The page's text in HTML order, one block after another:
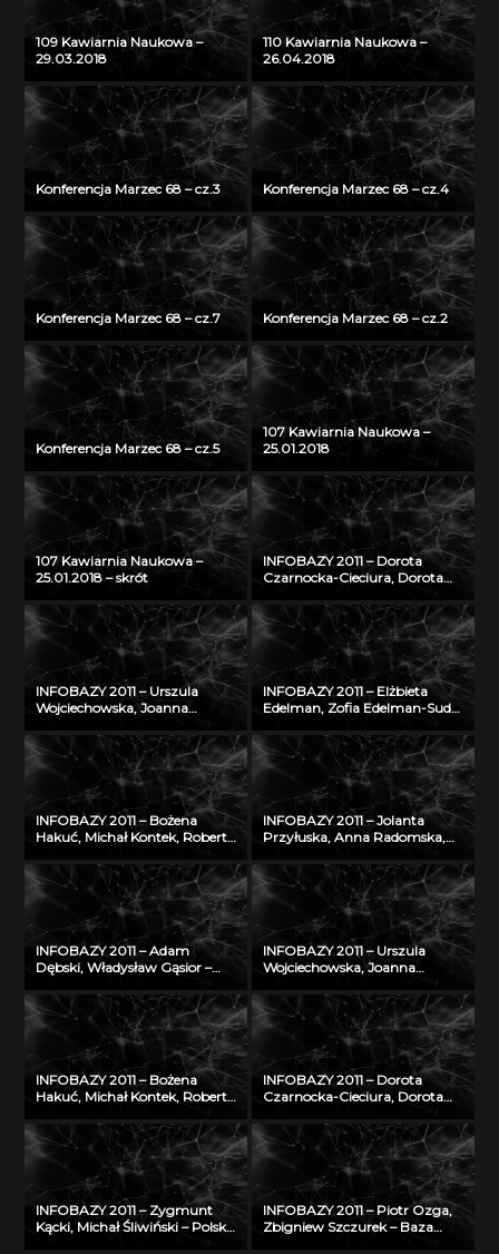
109 Kawiarnia Naukowa –
29.03.2018
110 Kawiarnia Naukowa –
26.04.2018
Konferencja Marzec 68 – cz.3 Konferencja Marzec 68 – cz.4
Konferencja Marzec 68 – cz.7 Konferencja Marzec 68 – cz.2
Konferencja Marzec 68 – cz.5
107 Kawiarnia Naukowa –
25.01.2018
107 Kawiarnia Naukowa –
25.01.2018 – skrót
INFOBAZY 2011 – Dorota
Czarnocka-Cieciura, Dorota
Repozytorium Cyfrowe
Instytutów Naukowych – coś
więcej niż Biblioteka Cyfrowa
INFOBAZY 2011 – Urszula
Wojciechowska, Joanna
– Informatyczna platforma
naukowa do wymiany wiedzy
o zagrożeniu nowotworami
złośliwymi
INFOBAZY 2011 – Elżbieta
Edelman, Zofia Edelman-Sudoł
MORSKICH PUBLIKACJI –
realizacja, stan obecny i
przyszłość
INFOBAZY 2011 – Bożena
Hakuć, Michał Kontek, Robert
portal wiedzy, czyli co
możemy znaleźć w
Pomorskiej Bibliotece Cyfrowej
INFOBAZY 2011 – Jolanta
Przyłuska, Anna Radomska,
informatyczna do
efektywnego zarządzania
wiedzą i badaniami
naukowymi w IMP w Łodzi
INFOBAZY 2011 – Adam
Dębski, Władysław Gąsior –
eksperymentalnych danych
termodynamicznych układu
Li-Si
INFOBAZY 2011 – Urszula
Wojciechowska, Joanna
– Informatyczna platforma
naukowa do wymiany wiedzy
o zagrożeniu nowotworami
złośliwymi
INFOBAZY 2011 – Bożena
Hakuć, Michał Kontek, Robert
portal wiedzy, czyli co
możemy znaleźć w
Pomorskiej Bibliotece Cyfrowej
INFOBAZY 2011 – Dorota
Czarnocka-Cieciura, Dorota
Repozytorium Cyfrowe
Instytutów Naukowych – coś
więcej niż Biblioteka Cyfrowa
INFOBAZY 2011 – Zygmunt
Kącki, Michał Śliwiński – Polska
INFOBAZY 2011 – Piotr Ozga,
Zbigniew Szczurek – Baza